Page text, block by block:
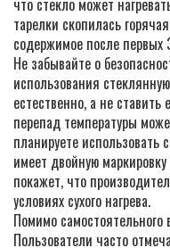
что стекло может
тарелки скопилась
содержимое после первых
Не забывайте о
использования
естественно, а не
перепад температуры
планируете использовать
имеет двойную
покажет, что
условиях сухого нагрева.
Помимо
Пользователи часто